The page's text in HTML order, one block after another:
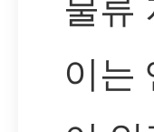
이는